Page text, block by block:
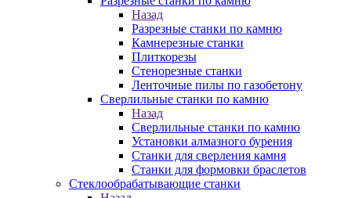
Назад
Разрезные станки по камню
Камнерезные станки
Плиткорезы
Стенорезные станки
Ленточные пилы по газобетону
Сверлильные станки по камню
Назад
Сверлильные станки по камню
Установки алмазного бурения
Станки для сверления камня
Станки для формовки браслетов
Стеклообрабатывающие станки